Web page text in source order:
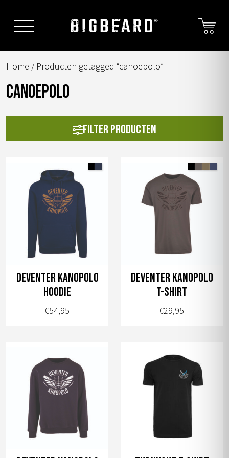
content
Home / Producten getagged “canoepolo”
canoepolo
Filter producten
Deventer Kanopolo
hoodie
€54,95
heeft
meerdere
variaties.
Deventer Kanopolo
T-shirt
€29,95
heeft
meerdere
variaties.